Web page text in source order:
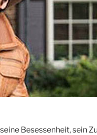
Besessenheit, sein